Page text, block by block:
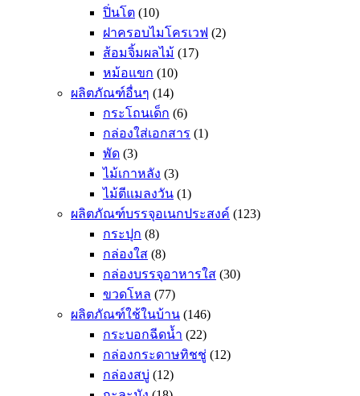
ปิ่นโต (10)
ฝาครอบไมโครเวฟ (2)
ส้อมจิ้มผลไม้ (17)
หม้อแขก (10)
ผลิตภัณฑ์อื่นๆ (14)
กระโถนเด็ก (6)
กล่องใส่เอกสาร (1)
พัด (3)
ไม้เกาหลัง (3)
ไม้ตีแมลงวัน (1)
ผลิตภัณฑ์บรรจุอเนกประสงค์ (123)
กระปุก (8)
กล่องใส (8)
กล่องบรรจุอาหารใส (30)
ขวดโหล (77)
ผลิตภัณฑ์ใช้ในบ้าน (146)
กระบอกฉีดน้ำ (22)
กล่องกระดาษทิชชู่ (12)
กล่องสบู่ (12)